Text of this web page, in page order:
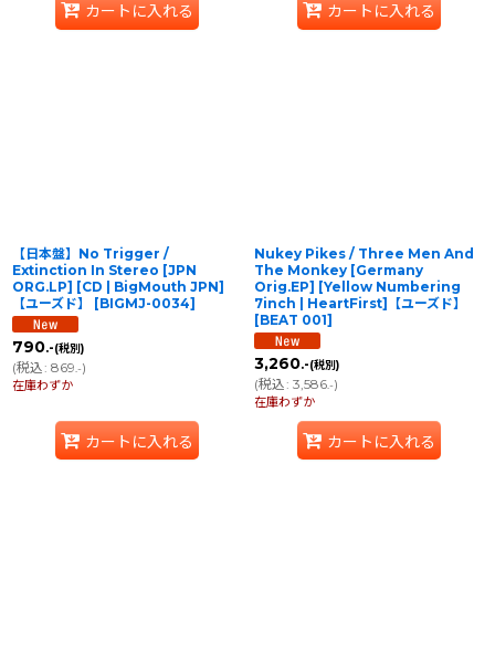
カートに入れる カートに入れる
【日本盤】No Trigger /
Extinction In Stereo [JPN
ORG.LP] [CD | BigMouth JPN]
【ユーズド】
[BIGMJ-0034]
790.-(税別)
(税込: 869.-)
在庫わずか
カートに入れる
Nukey Pikes / Three Men And
The Monkey [Germany
Orig.EP] [Yellow Numbering
7inch | HeartFirst]【ユーズド】
[BEAT 001]
3,260.-(税別)
(税込: 3,586.-)
在庫わずか
カートに入れる